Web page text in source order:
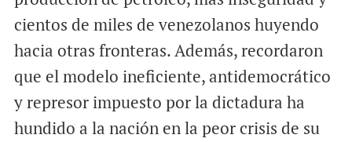
cientos de miles de venezolanos huyendo
hacia otras fronteras. Además, recordaron
que el modelo ineficiente, antidemocrático
y represor impuesto por la dictadura ha
hundido a la nación en la peor crisis de su